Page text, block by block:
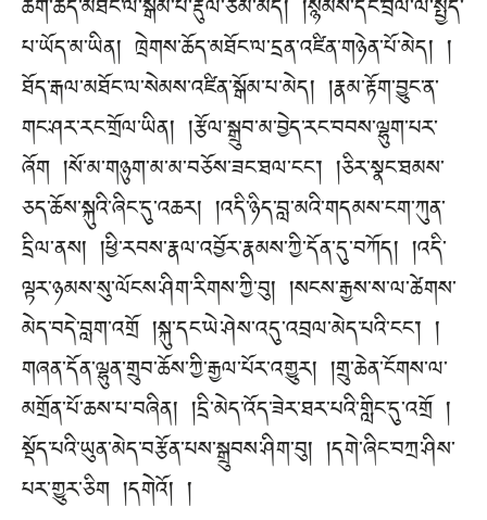
ཆིག་ཆོད་མཐོང་ལ་སྒོམ་པ་རྡུལ་ཙམ་མེད། །སྙེམས་དང་བྲལ་ལ་སྤྱོད་
པ་ཡོད་མ་ཡིན། ཁྲེགས་ཆོད་མཐོང་ལ་དྲན་འཛིན་གཉེན་པོ་མེད། །
ཐོད་རྒལ་མཐོང་ལ་སེམས་འཛིན་སྒོམ་པ་མེད། །རྣམ་རྟོག་བྱུང་ན་
གང་ཤར་རང་གྲོལ་ཡིན། །རྩོལ་སྒྲུབ་མ་བྱེད་རང་བབས་ལྷུག་པར་
ཞོག །སོ་མ་གཉུག་མ་མ་བཅོས་ཟང་ཐལ་ངང༌། །ཅིར་སྣང་ཐམས་
ཅད་ཆོས་སྐུའི་ཞིང་དུ་འཆར། །འདི་ཉིད་བླ་མའི་གདམས་ངག་ཀུན་
དྲིལ་ནས། །ཕྱི་རབས་རྣལ་འབྱོར་རྣམས་ཀྱི་དོན་དུ་བཀོད། །འདི་
ལྟར་ཉམས་སུ་ལོངས་ཤིག་རིགས་ཀྱི་བུ། །སངས་རྒྱས་ས་ལ་ཚེགས་
མེད་བདེ་བླག་འགྲོ །སྐུ་དང་ཡེ་ཤེས་འདུ་འབྲལ་མེད་པའི་ངང༌། །
གཞན་དོན་ལྷུན་གྲུབ་ཆོས་ཀྱི་རྒྱལ་པོར་འགྱུར། །གྲུ་ཆེན་ངོགས་ལ་
མགྲོན་པོ་ཆས་པ་བཞིན། །དྲི་མེད་འོད་ཟེར་ཐར་པའི་གླིང་དུ་འགྲོ །
སྡོད་པའི་ཡུན་མེད་བརྩོན་པས་སྒྲུབས་ཤིག་བུ། །དགེ་ཞིང་བཀྲ་ཤིས་
པར་གྱུར་ཅིག །དགེའོ། །